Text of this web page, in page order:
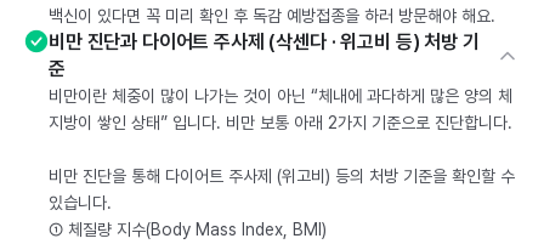
백신이 있다면 꼭 미리 확인 후 독감 예방접종을 하러 방문해야 해요.
비만 진단과 다이어트 주사제 (삭센다 · 위고비 등) 처방 기
준
비만이란 체중이 많이 나가는 것이 아닌 “체내에 과다하게 많은 양의 체
지방이 쌓인 상태” 입니다. 비만 보통 아래 2가지 기준으로 진단합니다.
비만 진단을 통해 다이어트 주사제 (위고비) 등의 처방 기준을 확인할 수
있습니다.
① 체질량 지수(Body Mass Index, BMI)